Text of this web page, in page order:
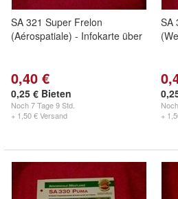
SA 321 Super Frelon
(Aérospatiale) - Infokarte über
0,40 €
0,25 € Bieten
Noch7 Tage 9 Std.
+ 1,50 € Versand
SA
Noch
+